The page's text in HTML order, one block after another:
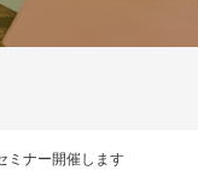
ミナー開催します